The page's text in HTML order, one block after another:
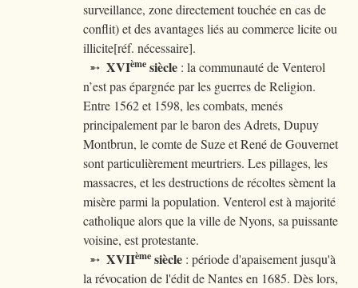
surveillance, zone directement touchée en cas de
conflit) et des avantages liés au commerce licite ou
illicite[réf. nécessaire].
➵ XVIème siècle : la communauté de Venterol
n’est pas épargnée par les guerres de Religion.
Entre 1562 et 1598, les combats, menés
principalement par le baron des Adrets, Dupuy
Montbrun, le comte de Suze et René de Gouvernet
sont particulièrement meurtriers. Les pillages, les
massacres, et les destructions de récoltes sèment la
misère parmi la population. Venterol est à majorité
catholique alors que la ville de Nyons, sa puissante
voisine, est protestante.
➵ XVIIème siècle : période d'apaisement jusqu'à
la révocation de l'édit de Nantes en 1685. Dès lors,